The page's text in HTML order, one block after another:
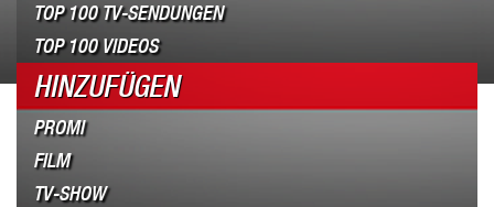
TOP 100 TV-SENDUNGEN
TOP 100 VIDEOS
HINZUFÜGEN
PROMI
FILM
TV-SHOW